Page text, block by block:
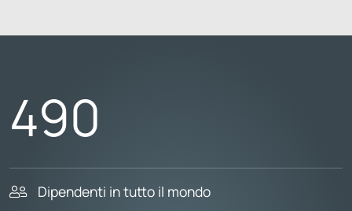
490
Dipendenti in tutto il mondo